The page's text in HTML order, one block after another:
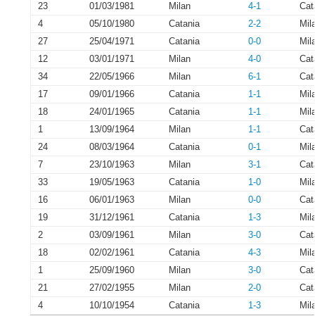
23
01/03/1981 Milan 4-1
4
05/10/1980 Catania 2-2
27
25/04/1971 Catania 0-0
12
03/01/1971 Milan 4-0
34
22/05/1966 Milan 6-1
17
09/01/1966 Catania 1-1
18
24/01/1965 Catania 1-1
1
13/09/1964 Milan 1-1
24
08/03/1964 Catania 0-1
7
23/10/1963 Milan 3-1
33
19/05/1963 Catania 1-0
16
06/01/1963 Milan 0-0
19
31/12/1961 Catania 1-3
2
03/09/1961 Milan 3-0
18
02/02/1961 Catania 4-3
1
25/09/1960 Milan 3-0
21
27/02/1955 Milan 2-0
4
10/10/1954 Catania 1-3